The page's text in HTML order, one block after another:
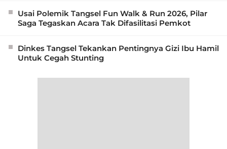
Usai Polemik Tangsel Fun Walk & Run 2026, Pilar
Saga Tegaskan Acara Tak Difasilitasi Pemkot
Dinkes Tangsel Tekankan Pentingnya Gizi Ibu Hamil
Untuk Cegah Stunting